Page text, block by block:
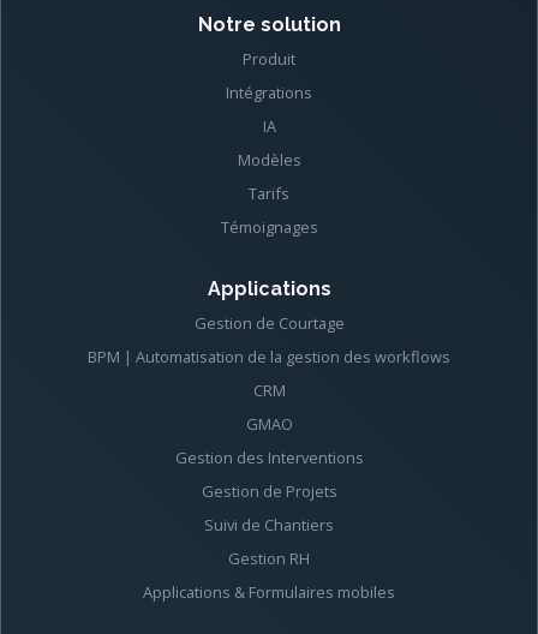
Notre solution
Produit
Intégrations
IA
Modèles
Tarifs
Témoignages
Applications
Gestion de Courtage
BPM | Automatisation de la gestion des workflows
CRM
GMAO
Gestion des Interventions
Gestion de Projets
Suivi de Chantiers
Gestion RH
Applications & Formulaires mobiles